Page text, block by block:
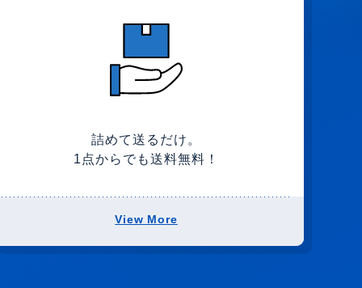
詰めて送るだけ。
1点からでも送料無料！
View More